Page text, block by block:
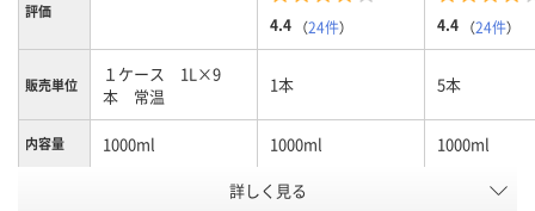
評価
4.4 （24件） 4.4 （24件）
販売単位
１ケース 1L×9
本 常温
1本 5本
内容量 1000ml 1000ml 1000ml
ゆず
詳しく見る